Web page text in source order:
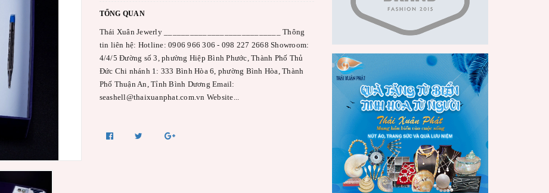
TỔNG QUAN
Thái Xuân Jewerly ___________________________ Thông
tin liên hệ: Hotline: 0906 966 306 - 098 227 2668 Showroom:
4/4/5 Đường số 3, phường Hiệp Bình Phước, Thành Phố Thủ
Đức Chi nhánh 1: 333 Bình Hòa 6, phường Bình Hòa, Thành
Phố Thuận An, Tỉnh Bình Dương Email:
seashell@thaixuanphat.com.vn Website...